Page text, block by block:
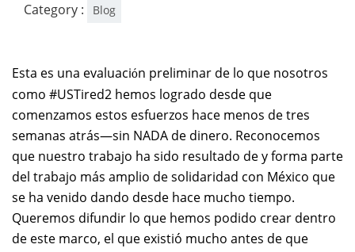
Category : Blog
Esta es una evaluación preliminar de lo que nosotros
como #USTired2 hemos logrado desde que
comenzamos estos esfuerzos hace menos de tres
semanas atrás—sin NADA de dinero. Reconocemos
que nuestro trabajo ha sido resultado de y forma parte
del trabajo más amplio de solidaridad con México que
se ha venido dando desde hace mucho tiempo.
Queremos difundir lo que hemos podido crear dentro
de este marco, el que existió mucho antes de que